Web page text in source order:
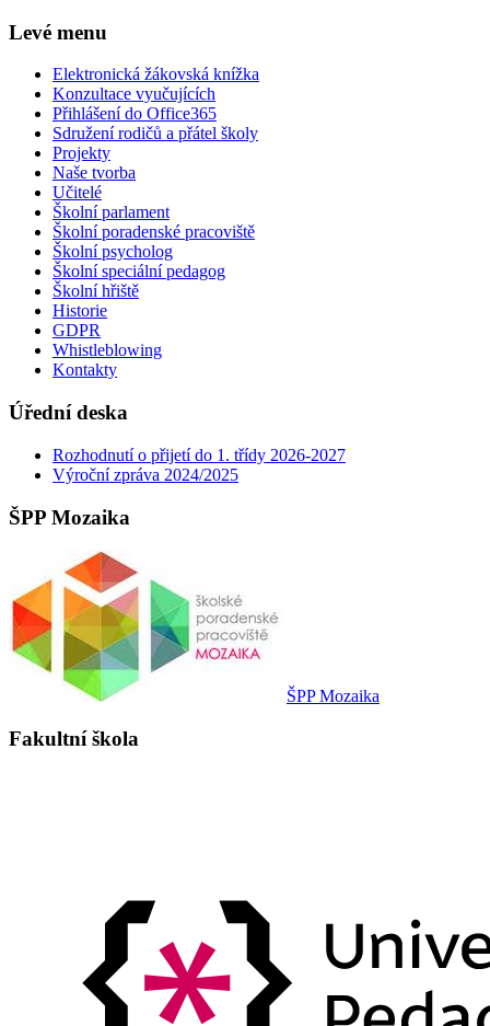
Levé menu
Elektronická žákovská knížka
Konzultace vyučujících
Přihlášení do Office365
Sdružení rodičů a přátel školy
Projekty
Naše tvorba
Učitelé
Školní parlament
Školní poradenské pracoviště
Školní psycholog
Školní speciální pedagog
Školní hřiště
Historie
GDPR
Whistleblowing
Kontakty
Úřední deska
Rozhodnutí o přijetí do 1. třídy 2026-2027
Výroční zpráva 2024/2025
ŠPP Mozaika
ŠPP Mozaika
Fakultní škola